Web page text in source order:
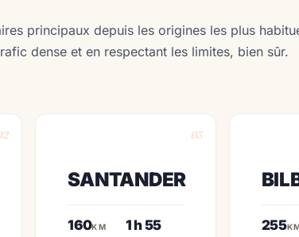
principaux depuis les origines les plus
dense et en respectant les limites, bien sûr.
03
SANTANDER
160KM
1 h 55
255